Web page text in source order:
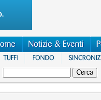
Notizie & Eventi
TUFFI FONDO